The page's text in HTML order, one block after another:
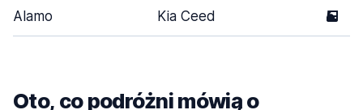
Alamo Kia Ceed 5
Oto, co podróżni mówią o